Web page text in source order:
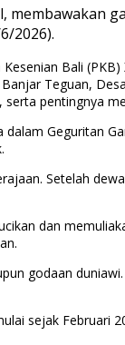
membawakan
2026).
Bali
Teguan,
pentingnya
Geguritan
Setelah
dan
godaan
sejak Februari